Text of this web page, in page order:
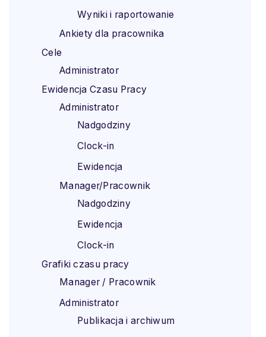
Wyniki i raportowanie
Ankiety dla pracownika
Cele
Administrator
Ewidencja Czasu Pracy
Administrator
Nadgodziny
Clock-in
Ewidencja
Manager/Pracownik
Nadgodziny
Ewidencja
Clock-in
Grafiki czasu pracy
Manager / Pracownik
Administrator
Publikacja i archiwum